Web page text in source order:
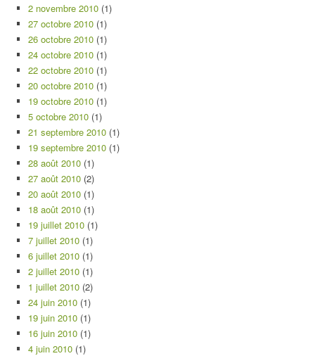
2 novembre 2010 (1)
27 octobre 2010 (1)
26 octobre 2010 (1)
24 octobre 2010 (1)
22 octobre 2010 (1)
20 octobre 2010 (1)
19 octobre 2010 (1)
5 octobre 2010 (1)
21 septembre 2010 (1)
19 septembre 2010 (1)
28 août 2010 (1)
27 août 2010 (2)
20 août 2010 (1)
18 août 2010 (1)
19 juillet 2010 (1)
7 juillet 2010 (1)
6 juillet 2010 (1)
2 juillet 2010 (1)
1 juillet 2010 (2)
24 juin 2010 (1)
19 juin 2010 (1)
16 juin 2010 (1)
4 juin 2010 (1)